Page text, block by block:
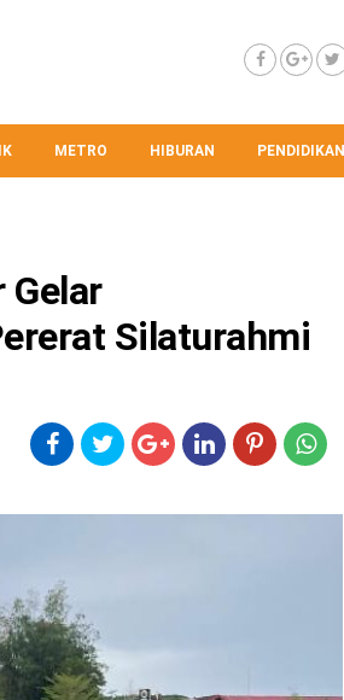
METRO HIBURAN PENDIDIKAN
Gelar
Silaturahmi